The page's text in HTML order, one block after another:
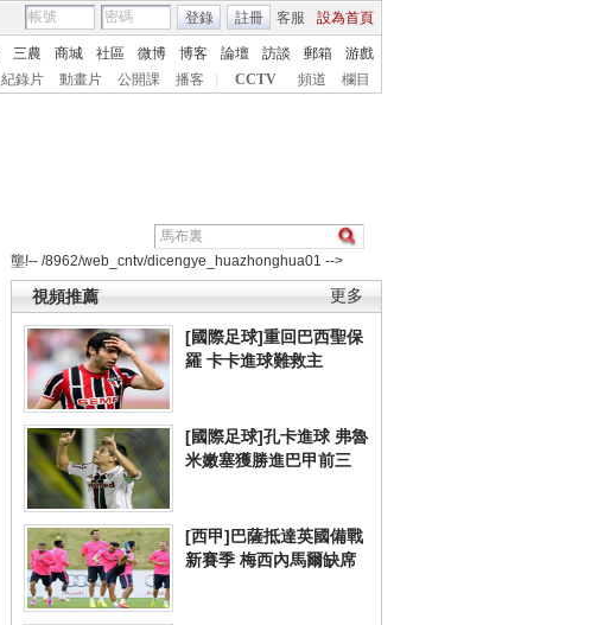
客服 設為首頁
登錄 註冊
三農 商城 社區 微博 博客 論壇 訪談 郵箱
游戲
紀錄片 動畫片 公開課 播客 CCTV 頻道 欄目
壟!-- /8962/web_cntv/dicengye_huazhonghua01 -->
更多
視頻推薦
[國際足球]重回巴西聖保
羅 卡卡進球難救主
[國際足球]孔卡進球 弗魯
米嫩塞獲勝進巴甲前三
[西甲]巴薩抵達英國備戰
新賽季 梅西內馬爾缺席